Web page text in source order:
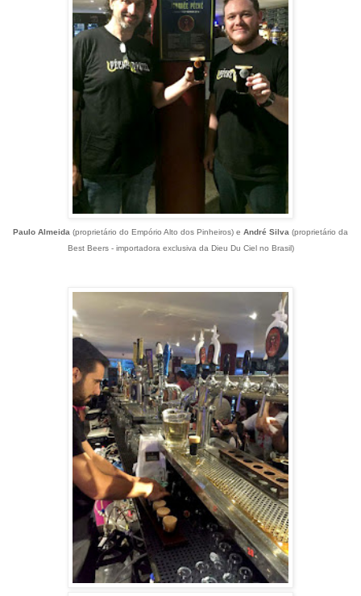
Paulo Almeida (proprietário do Empório Alto dos Pinheiros) e André Silva (proprietário da
Best Beers - importadora exclusiva da Dieu Du Ciel no Brasil)